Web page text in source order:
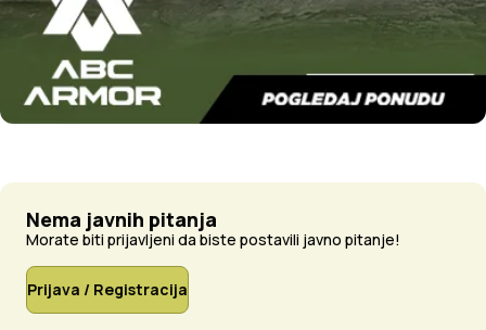
Nema javnih pitanja
Morate biti prijavljeni da biste postavili javno pitanje!
Prijava / Registracija